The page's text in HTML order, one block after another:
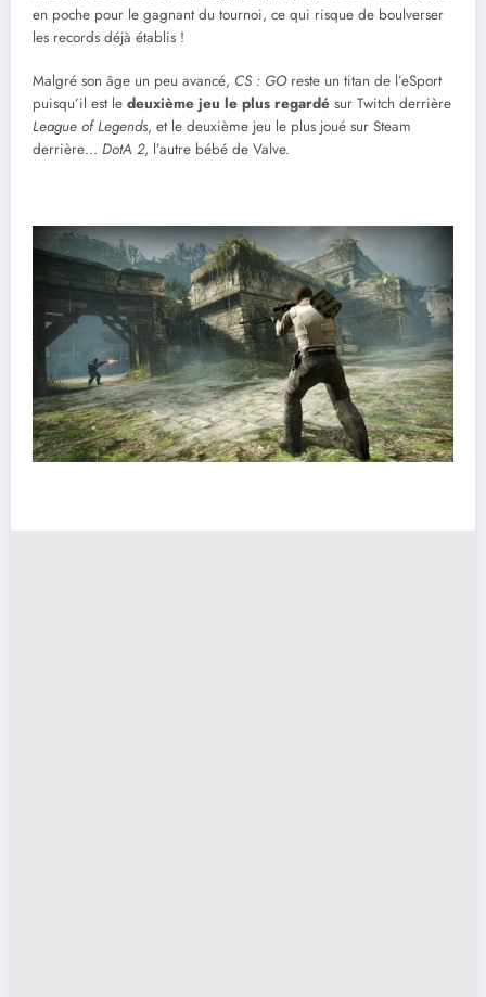
en poche pour le gagnant du tournoi, ce qui risque de boulverser
les records déjà établis !
Malgré son âge un peu avancé, CS : GOreste un titan de l’eSport
puisqu’il est le deuxième jeu le plus regardé sur Twitch derrière
League of Legends, et le deuxième jeu le plus joué sur Steam
derrière… DotA 2, l’autre bébé de Valve.